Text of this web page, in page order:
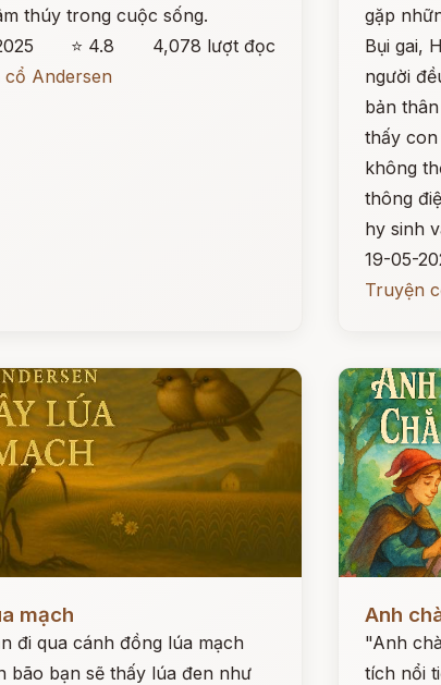
thúy trong cuộc sống.
⭐ 4.8
4,078 lượt đọc
cổ Andersen
gặp
Bụi gai,
người
bản
thấy
không
thông
hy sinh
19-05-
Truyện
mạch
đi qua cánh đồng lúa mạch
bão bạn sẽ thấy lúa đen như
Anh
"Anh
tích nổi